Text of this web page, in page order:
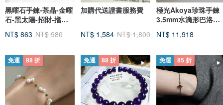
黑曜石手鍊-茶晶-金曜
石-黑太陽-招財-擋小
NT$ 863 NT$ 980
免運 88 折
加購代送證書服務費
NT$ 1,584 NT$ 1,800
免運 88 折
極光Akoya珍珠手鍊
3.5mm水滴形巴洛克
製
NT$ 11,918
免運 85 折